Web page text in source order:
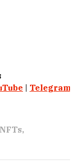
| Telegram
NFTs